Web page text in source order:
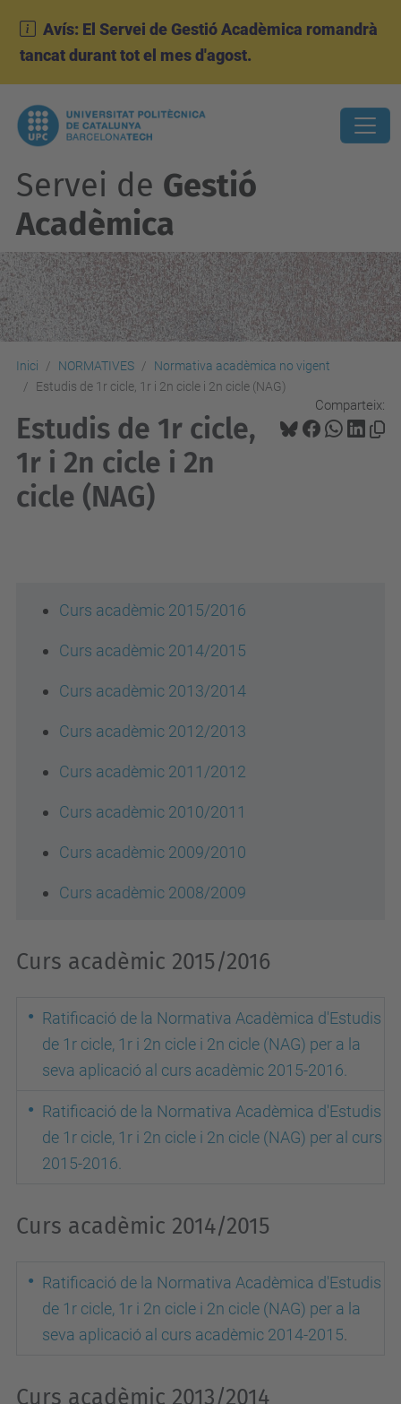
Avís: El Servei de Gestió Acadèmica romandrà
tancat durant tot el mes d'agost.
Servei de Gestió
Acadèmica
Inici NORMATIVES
Normativa acadèmica no vigent
Estudis de 1r cicle, 1r i 2n cicle i 2n cicle (NAG)
Comparteix:
Estudis de 1r cicle,
1r i 2n cicle i 2n
cicle (NAG)
Curs acadèmic 2015/2016
Curs acadèmic 2014/2015
Curs acadèmic 2013/2014
Curs acadèmic 2012/2013
Curs acadèmic 2011/2012
Curs acadèmic 2010/2011
Curs acadèmic 2009/2010
Curs acadèmic 2008/2009
Curs acadèmic 2015/2016
Ratificació de la Normativa Acadèmica d'Estudis
de 1r cicle, 1r i 2n cicle i 2n cicle (NAG) per a la
seva aplicació al curs acadèmic 2015-2016.
Ratificació de la Normativa Acadèmica d'Estudis
de 1r cicle, 1r i 2n cicle i 2n cicle (NAG) per al curs
2015-2016.
Curs acadèmic 2014/2015
Ratificació de la Normativa Acadèmica d'Estudis
de 1r cicle, 1r i 2n cicle i 2n cicle (NAG) per a la
seva aplicació al curs acadèmic 2014-2015
Curs acadèmic 2013/2014